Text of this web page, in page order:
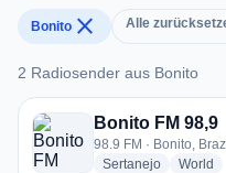
Bonito close Alle
2 Radiosender aus Bonito
2 Radiosender aus Bonito
Bonito FM 98,9
98.9 FM · Bonito,
SertanejoradioWorld